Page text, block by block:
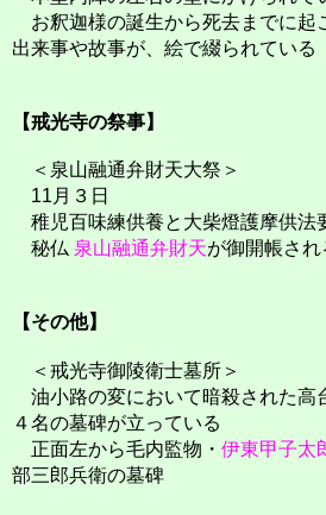
お釈迦様の誕生から死去までに起
出来事や故事が、絵で綴られている
【戒光寺の祭事】
＜泉山融通弁財天大祭＞
11月３日
稚児百味練供養と大柴燈護摩供法
秘仏 泉山融通弁財天が御開帳され
【その他】
＜戒光寺御陵衛士墓所＞
油小路の変において暗殺された高
４名の墓碑が立っている
正面左から毛内監物・ 伊東甲子太
部三郎兵衛の墓碑